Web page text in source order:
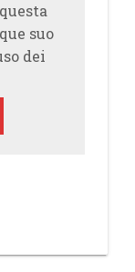
suo
dei